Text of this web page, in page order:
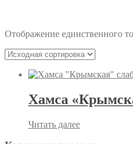
Отображение единственного
Хамса
Читать далее